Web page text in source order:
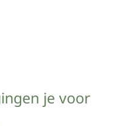
je voor